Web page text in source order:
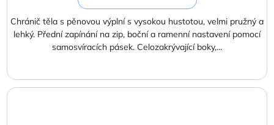
Chránič těla s pěnovou výplní s vysokou hustotou, velmi pružný a
lehký. Přední zapínání na zip, boční a ramenní nastavení pomocí
samosvíracích pásek. Celozakrývající boky,...